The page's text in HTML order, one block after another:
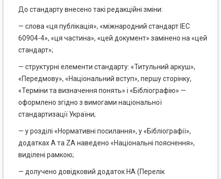
До стандарту внесено такі редакційні зміни:
— слова «ця публікація», «міжнародний стандарт ІЕС
60904-4», «ця частина», «цей документ» замінено на «цей
стандарт»;
— структурні елементи стандарту: «Титульний аркуш»,
«Передмову», «Національний вступ», першу сторінку,
«Терміни та визначення понять» і «Бібліографію» —
оформлено згідно з вимогами національної
стандартизації України;
— у розділі «Нормативні посилання», у «Бібліографії»,
додатках А та ZA наведено «Національні пояснення»,
виділені рамкою;
— долучено довідковий додаток НА (Перелік